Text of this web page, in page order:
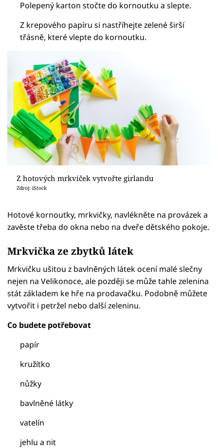
Polepený karton stočte do kornoutku a slepte.
Z krepového papíru si nastříhejte zelené širší
třásně, které vlepte do kornoutku.
Z hotových mrkviček vytvořte girlandu
Zdroj: iStock
Hotové kornoutky, mrkvičky, navlékněte na provázek a
zavěste třeba do okna nebo na dveře dětského pokoje.
Mrkvička ze zbytků látek
Mrkvičku ušitou z bavlněných látek ocení malé slečny
nejen na Velikonoce, ale později se může tahle zelenina
stát základem ke hře na prodavačku. Podobně můžete
vytvořit i petržel nebo další zeleninu.
Co budete potřebovat
papír
kružítko
nůžky
bavlněné látky
vatelín
jehlu a nit